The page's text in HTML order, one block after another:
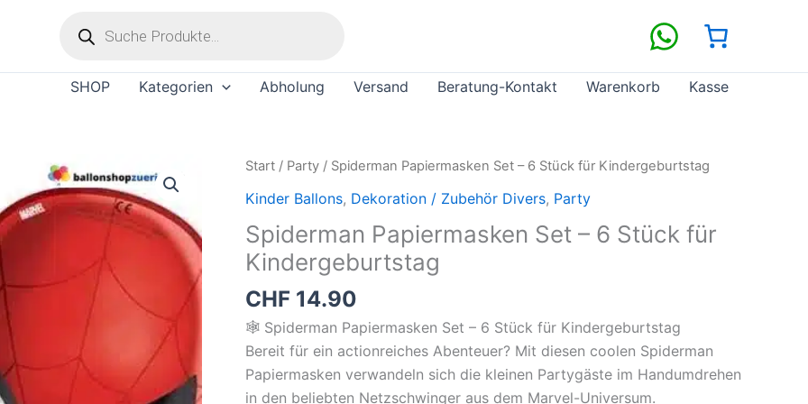
SHOP Kategorien Abholung Versand Beratung-Kontakt Warenkorb Kasse
Start / Party / Spiderman Papiermasken Set – 6 Stück für Kindergeburtstag
Kinder Ballons, Dekoration / Zubehör Divers, Party
Spiderman Papiermasken Set – 6 Stück für
Kindergeburtstag
CHF 14.90
🕸️ Spiderman Papiermasken Set – 6 Stück für Kindergeburtstag
Bereit für ein actionreiches Abenteuer? Mit diesen coolen Spiderman
Papiermasken verwandeln sich die kleinen Partygäste im Handumdrehen
in den beliebten Netzschwinger aus dem Marvel-Universum.
Spiderman
Papiermasken
–
6
für
Kindergeburtstag
Menge